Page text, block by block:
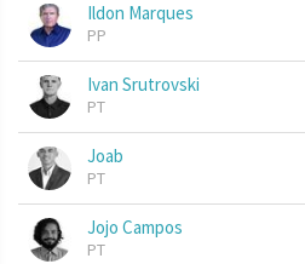
Ildon Marques
PP
Ivan Srutrovski
PT
Joab
PT
Jojo Campos
PT